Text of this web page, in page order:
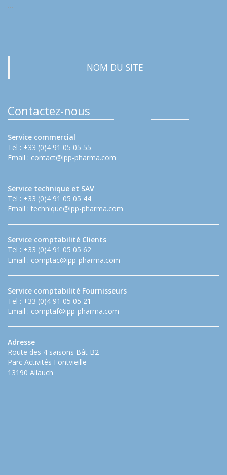
…
NOM DU SITE
Contactez-nous
Service commercial
Tel : +33 (0)4 91 05 05 55
Email : contact@ipp-pharma.com
Service technique et SAV
Tel : +33 (0)4 91 05 05 44
Email : technique@ipp-pharma.com
Service comptabilité Clients
Tel : +33 (0)4 91 05 05 62
Email : comptac@ipp-pharma.com
Service comptabilité Fournisseurs
Tel : +33 (0)4 91 05 05 21
Email : comptaf@ipp-pharma.com
Adresse
Route des 4 saisons Bât B2
Parc Activités Fontvieille
13190 Allauch